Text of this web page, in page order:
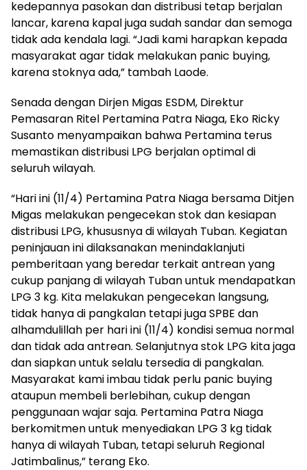
kedepannya pasokan dan distribusi tetap berjalan
lancar, karena kapal juga sudah sandar dan semoga
tidak ada kendala lagi. “Jadi kami harapkan kepada
masyarakat agar tidak melakukan panic buying,
karena stoknya ada,” tambah Laode.
Senada dengan Dirjen Migas ESDM, Direktur
Pemasaran Ritel Pertamina Patra Niaga, Eko Ricky
Susanto menyampaikan bahwa Pertamina terus
memastikan distribusi LPG berjalan optimal di
seluruh wilayah.
“Hari ini (11/4) Pertamina Patra Niaga bersama Ditjen
Migas melakukan pengecekan stok dan kesiapan
distribusi LPG, khususnya di wilayah Tuban. Kegiatan
peninjauan ini dilaksanakan menindaklanjuti
pemberitaan yang beredar terkait antrean yang
cukup panjang di wilayah Tuban untuk mendapatkan
LPG 3 kg. Kita melakukan pengecekan langsung,
tidak hanya di pangkalan tetapi juga SPBE dan
alhamdulillah per hari ini (11/4) kondisi semua normal
dan tidak ada antrean. Selanjutnya stok LPG kita jaga
dan siapkan untuk selalu tersedia di pangkalan.
Masyarakat kami imbau tidak perlu panic buying
ataupun membeli berlebihan, cukup dengan
penggunaan wajar saja. Pertamina Patra Niaga
berkomitmen untuk menyediakan LPG 3 kg tidak
hanya di wilayah Tuban, tetapi seluruh Regional
Jatimbalinus,” terang Eko.